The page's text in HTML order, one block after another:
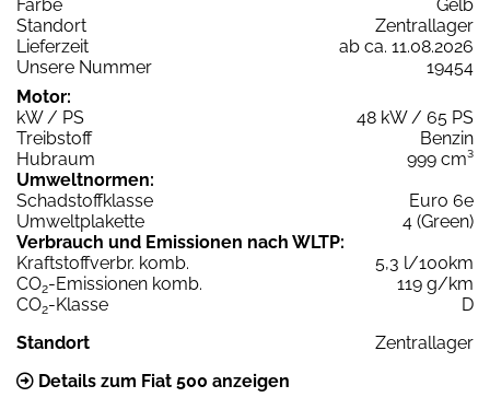
Farbe
Gelb
Standort
Zentrallager
Lieferzeit
ab ca. 11.08.2026
Unsere Nummer
19454
Motor:
kW / PS
48 kW / 65 PS
Treibstoff
Benzin
Hubraum
999 cm³
Umweltnormen:
Schadstoffklasse
Euro 6e
Umweltplakette
4 (Green)
Verbrauch und Emissionen nach WLTP:
Kraftstoffverbr. komb.
5,3 l/100km
CO2-Emissionen komb.
119 g/km
CO2-Klasse
D
Standort
Zentrallager
Details zum Fiat 500 anzeigen